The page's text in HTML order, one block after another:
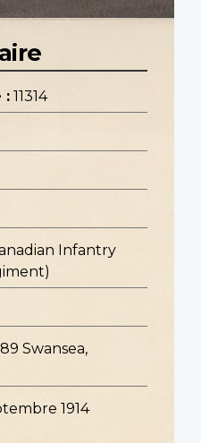
: 11314
Infantry
Swansea,
1914